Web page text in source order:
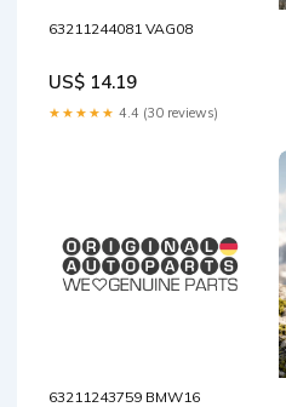
63211244081 VAG08
US$ 14.19
★★★★★ 4.4 (30 reviews)
63211243759 BMW16